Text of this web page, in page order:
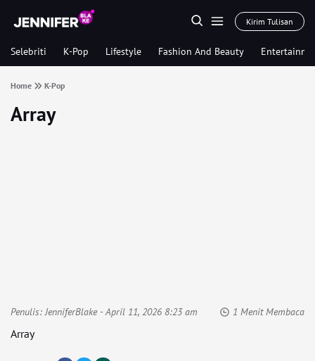
Kirim Tulisan
Selebriti K-Pop Lifestyle Fashion And Beauty
Home K-Pop
Array
Penulis:JenniferBlake- April 11, 2026 8:23 am 1 Menit Membaca
Array